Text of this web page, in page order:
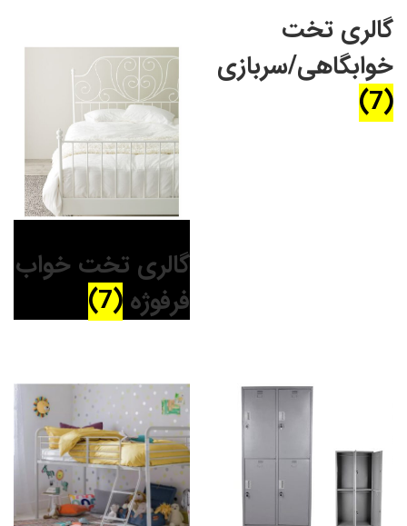
گالری تخت
خوابگاهی/سربازی
(7)
گالری تخت خواب
فرفوژه (7)